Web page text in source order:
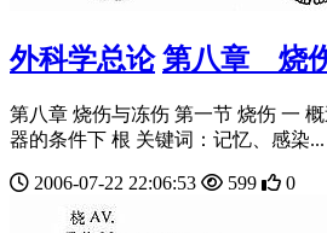
外科学总论 第八章 烧
第八章 烧伤与冻伤 第一节 烧伤 一
器的条件下 根 关键词：记忆、感染...
2006-07-22 22:06:53 599 0